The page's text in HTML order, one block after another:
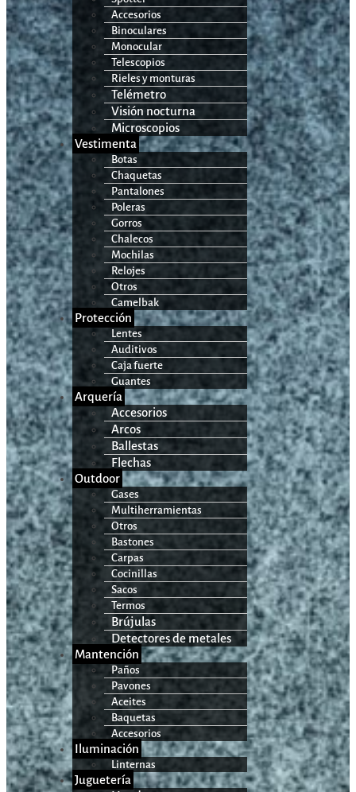
Accesorios
Binoculares
Monocular
Telescopios
Rieles y monturas
Telémetro
Visión nocturna
Microscopios
Vestimenta
Botas
Chaquetas
Pantalones
Poleras
Gorros
Chalecos
Mochilas
Relojes
Otros
Camelbak
Protección
Lentes
Auditivos
Caja fuerte
Guantes
Arquería
Accesorios
Arcos
Ballestas
Flechas
Outdoor
Gases
Multiherramientas
Otros
Bastones
Carpas
Cocinillas
Sacos
Termos
Brújulas
Detectores de metales
Mantención
Paños
Pavones
Aceites
Baquetas
Accesorios
Iluminación
Linternas
Juguetería